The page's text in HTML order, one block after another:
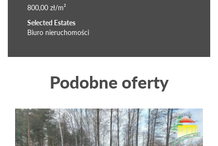
800,00 zł/m²
Selected Estates
Biuro nieruchomości
Podobne oferty